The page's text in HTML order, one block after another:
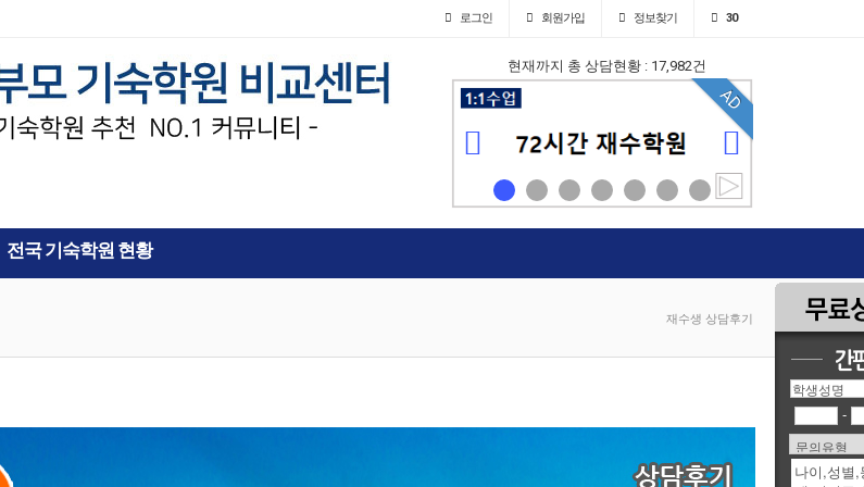
-
로그인 회원가입 정보찾기 30
현재까지 총 상담현황 : 17,982건
AD AD
전국 기숙학원 현황
재수생 상담후기